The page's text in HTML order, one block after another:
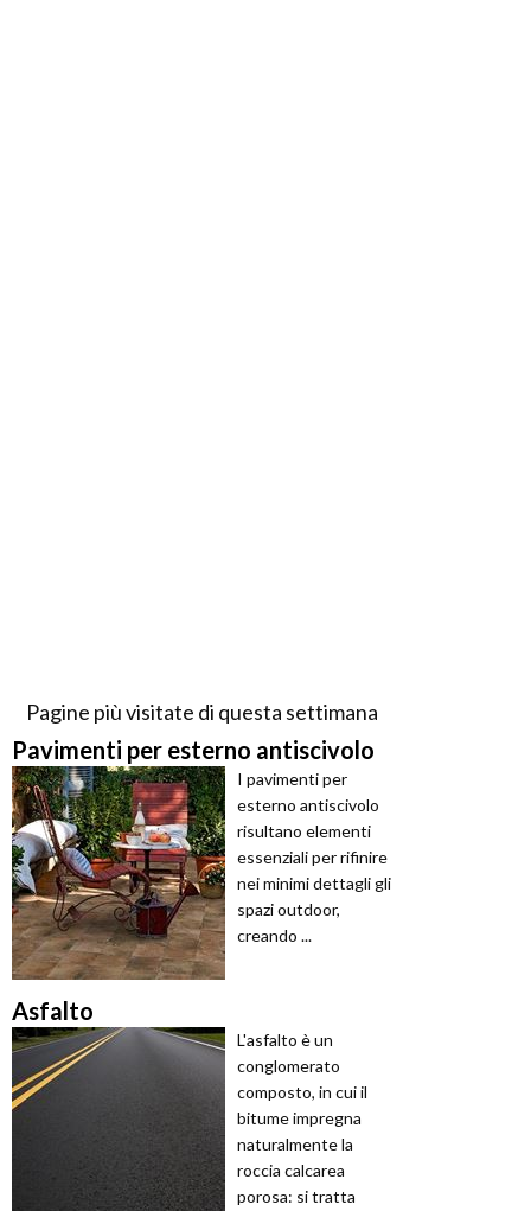
Pagine più visitate di questa settimana
Pavimenti per esterno antiscivolo
I pavimenti per
esterno antiscivolo
risultano elementi
essenziali per rifinire
nei minimi dettagli gli
spazi outdoor,
creando ...
Asfalto
L'asfalto è un
conglomerato
composto, in cui il
bitume impregna
naturalmente la
roccia calcarea
porosa: si tratta